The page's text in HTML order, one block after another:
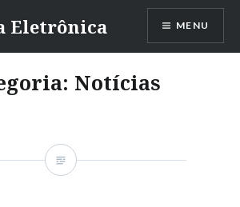
Eletrônica MENU
Notícias